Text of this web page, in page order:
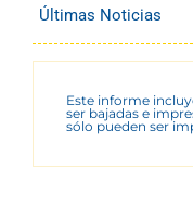
Últimas Noticias
Este informe
ser bajadas e
sólo pueden ser